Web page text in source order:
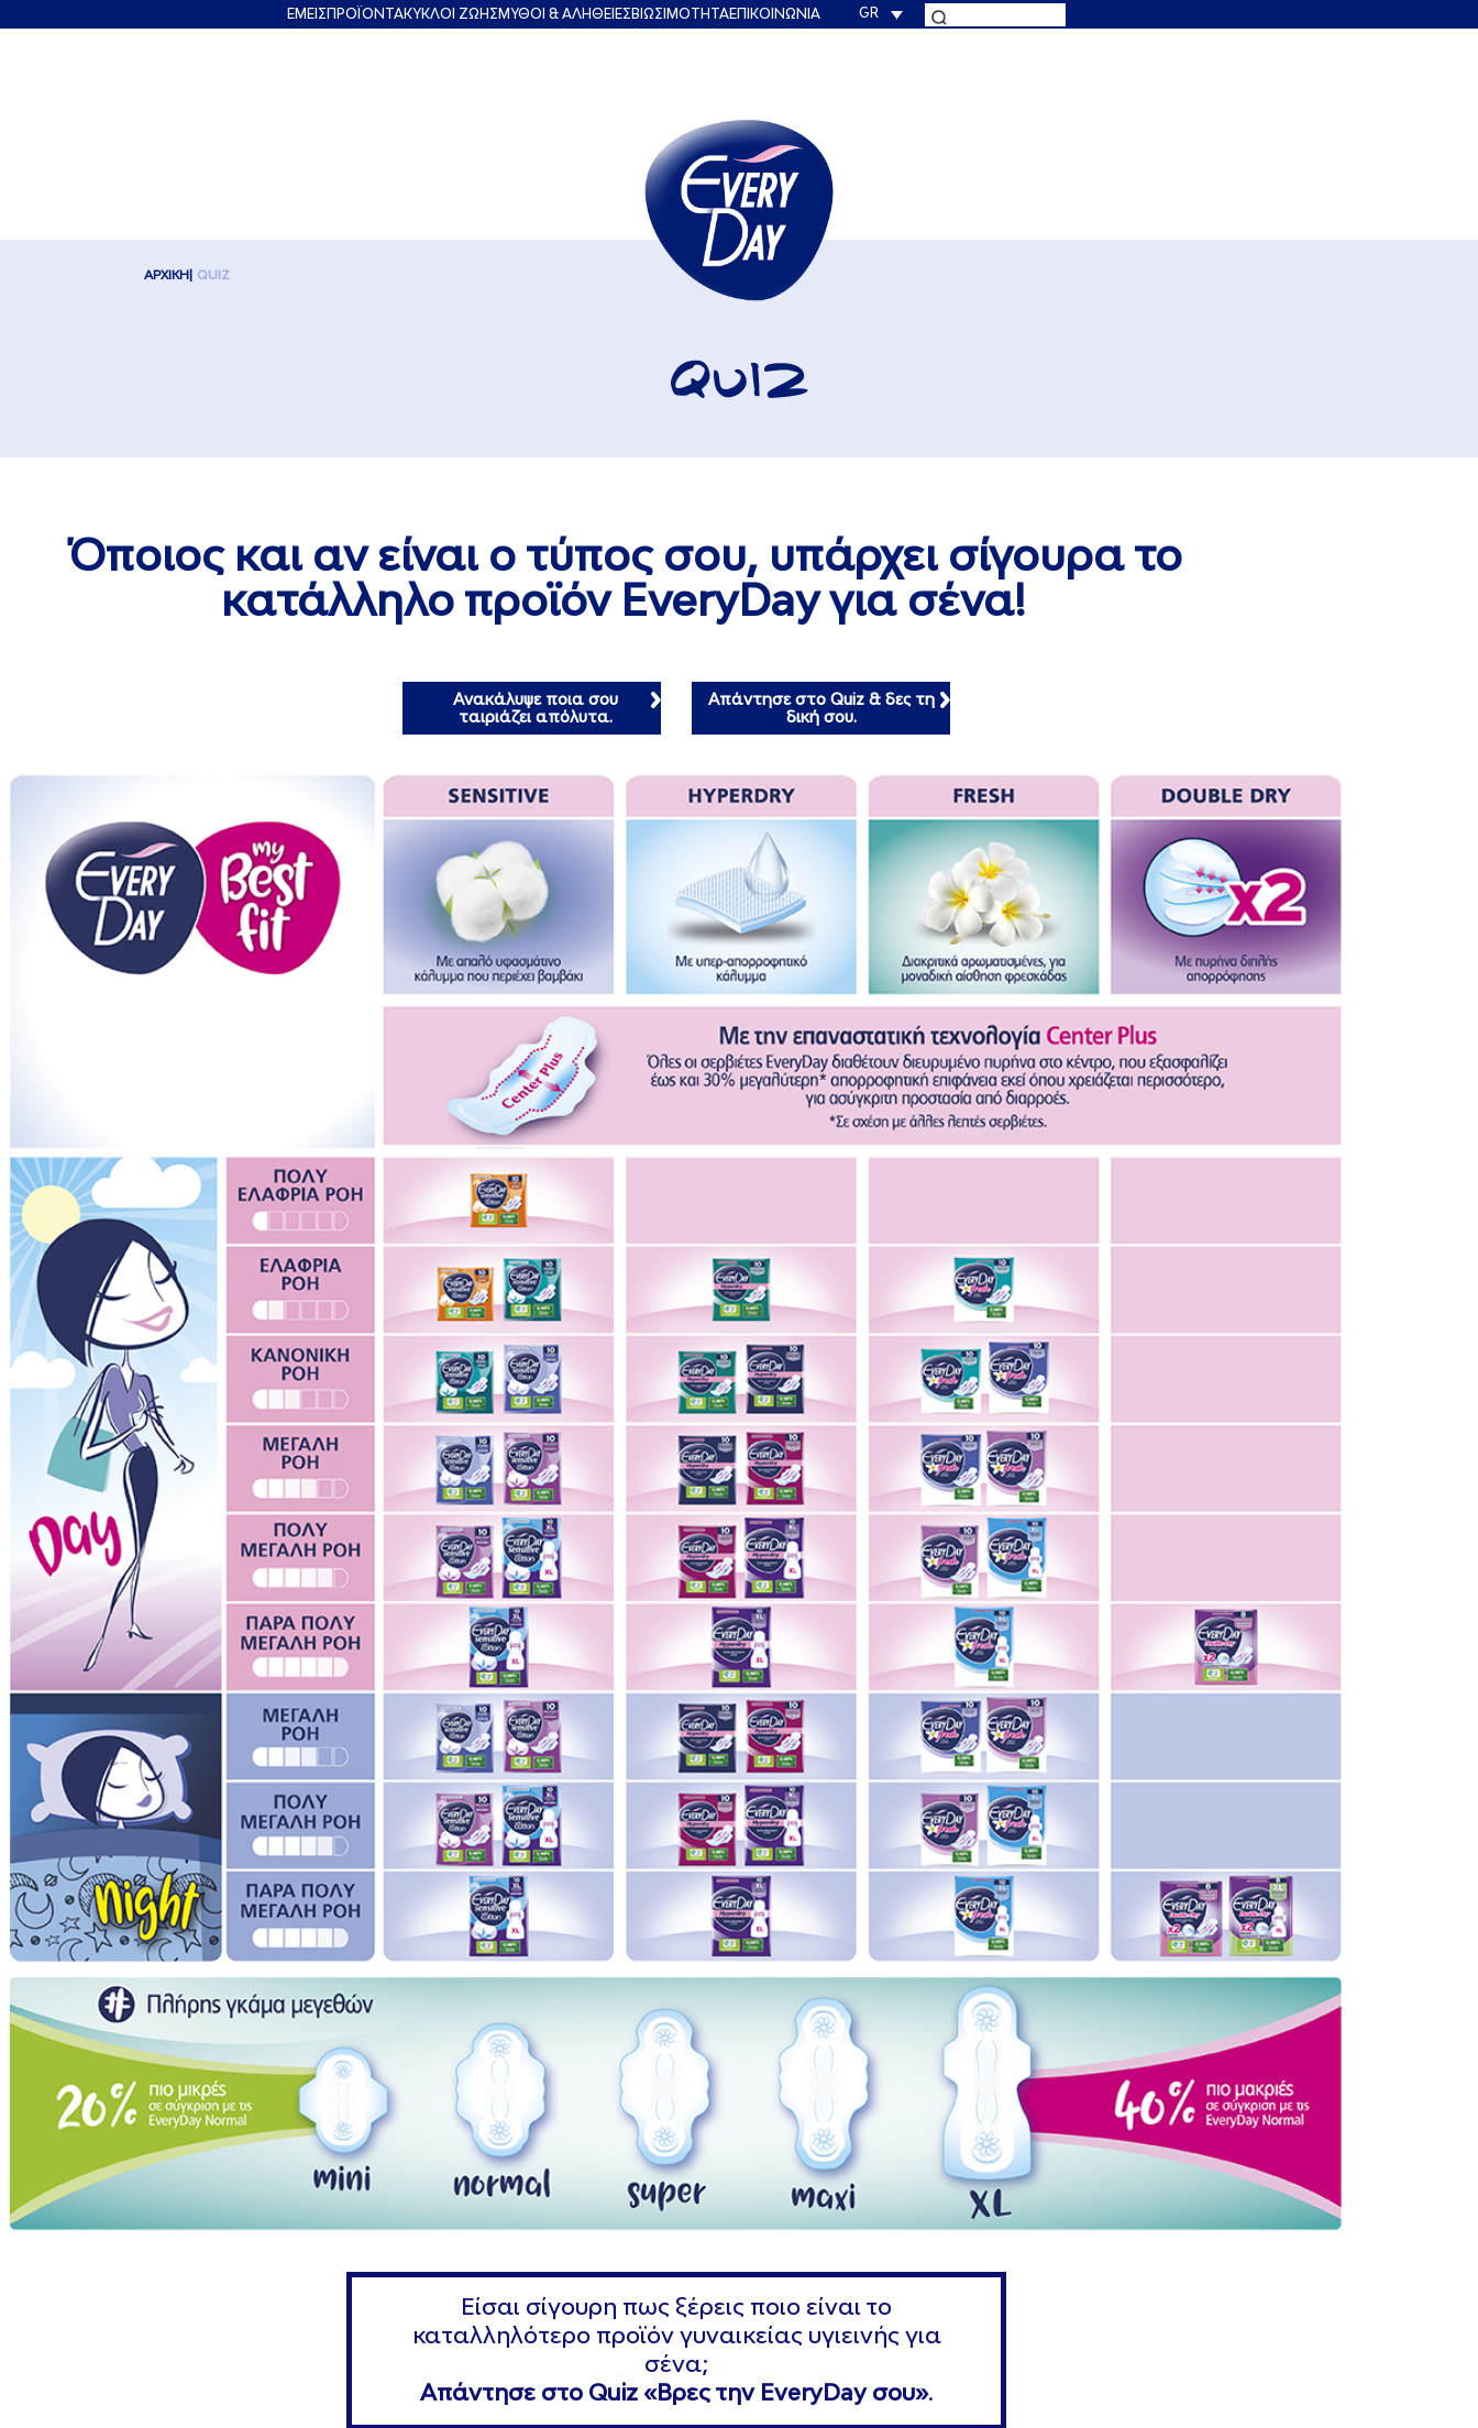
ΕΜΕΙΣ ΠΡΟΪΟΝΤΑΚΥΚΛΟΙ ΖΩΗΣ ΜΥΘΟΙ & ΑΛΗΘΕΙΕΣ ΒΙΩΣΙΜΟΤΗΤΑΕΠΙΚΟΙΝΩΝΙΑ GR
ΑΡΧΙΚΗ QUIZ
QUIZ
Όποιος και αν είναι ο τύπος σου, υπάρχει σίγουρα το
κατάλληλο προϊόν EveryDay για σένα!
Ανακάλυψε ποια σου
ταιριάζει απόλυτα.
Απάντησε στο Quiz & δες τη
δική σου.
Είσαι σίγουρη πως ξέρεις ποιο είναι το
καταλληλότερο προϊόν γυναικείας υγιεινής για
σένα;
Απάντησε στο Quiz «Bρες την EveryDay σου».